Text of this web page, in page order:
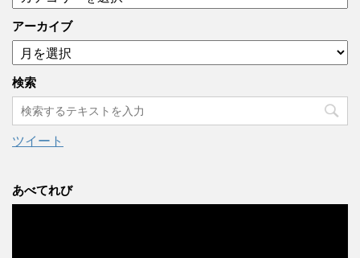
テ
ゴ
リ
ー
アーカイブ
ア
ー
カ
イ
ブ
検索
ツイート
あべてれび